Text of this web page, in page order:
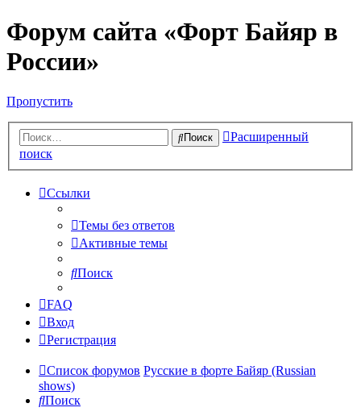
Форум сайта «Форт Байяр в
России»
Пропустить
Поиск
Расширенный
поиск
Ссылки
Темы без ответов
Активные темы
Поиск
FAQ
Вход
Регистрация
Список форумов Русские в форте Байяр (Russian
shows)
Поиск